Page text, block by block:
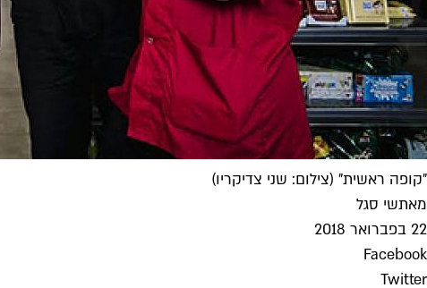
"קופה ראשית" (צילום: שני צדיקריו)
מאתשי סגל
22 בפברואר 2018
Facebook
Twitter